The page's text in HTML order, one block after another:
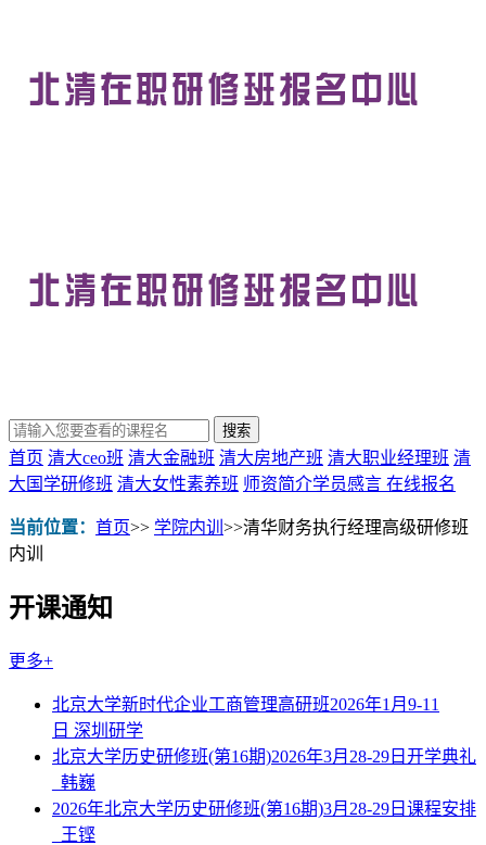
首页 清大ceo班 清大金融班 清大房地产班 清大职业经理班 清
大国学研修班 清大女性素养班 师资简介学员感言 在线报名
当前位置： 首页>> 学院内训 >>清华财务执行经理高级研修班
内训
开课通知
更多+
北京大学新时代企业工商管理高研班2026年1月9-11
日 深圳研学
北京大学历史研修班(第16期)2026年3月28-29日开学典礼
_韩巍
2026年北京大学历史研修班(第16期)3月28-29日课程安排
_王铿